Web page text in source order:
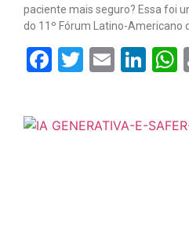
paciente mais seguro? Essa foi
do 11º Fórum Latino-Americano
Facebook
Twitter
Email